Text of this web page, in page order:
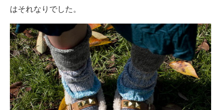
ちょっと気になるネットの話題
はそれなりでした。